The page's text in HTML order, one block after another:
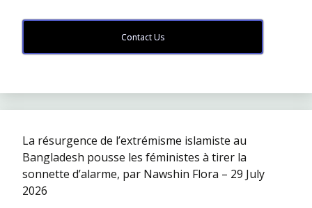
Contact Us
La résurgence de l’extrémisme islamiste au
Bangladesh pousse les féministes à tirer la
sonnette d’alarme, par Nawshin Flora – 29 July
2026